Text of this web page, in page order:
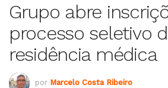
Grupo abre
processo seletivo
residência médica
por Marcelo Costa Ribeiro